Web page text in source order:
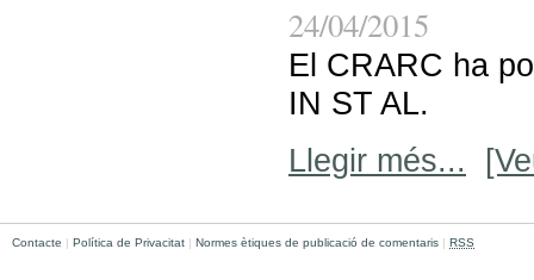
24/04/2015
El CRARC ha
IN ST AL.
Llegir més...
Contacte | Política de Privacitat | Normes ètiques de publicació de comentaris | RSS